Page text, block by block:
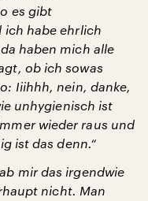
es gibt
ich habe ehrlich
haben mich alle
ob ich sowas
Iiihhh, nein, danke,
unhygienisch ist
wieder raus und
ist das denn.“
mir das irgendwie
nicht. Man